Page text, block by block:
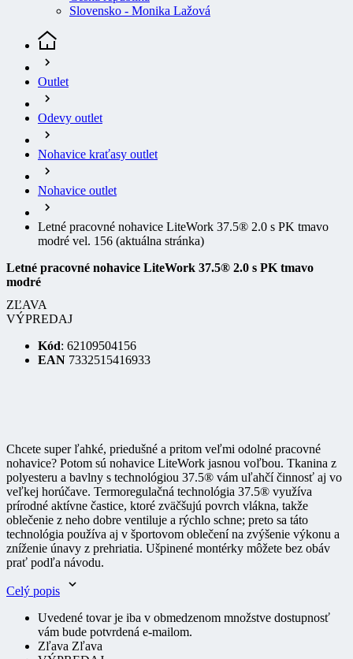
Odevy outlet
Nohavice kraťasy outlet
Nohavice outlet
Letné pracovné nohavice LiteWork 37.5® 2.0 s PK tmavo
modré vel. 156
Letné pracovné nohavice LiteWork 37.5® 2.0 s PK tmavo
ZĽAVA
Kód: 62109504156
polyesteru a bavlny s technológiou 37.5® vám uľahčí činnosť aj vo
veľkej horúčave. Termoregulačná technológia 37.5® využíva
prírodné aktívne častice, ktoré zväčšujú povrch vlákna, takže
oblečenie z neho dobre ventiluje a rýchlo schne; preto sa táto
technológia používa aj v športovom oblečení na zvýšenie výkonu a
zníženie únavy z prehriatia. Ušpinené montérky môžete bez obáv
prať podľa návodu.
Celý popis
Uvedené tovar je iba v obmedzenom množstve dostupnosť
Zľava Zľava
VÝPREDAJ